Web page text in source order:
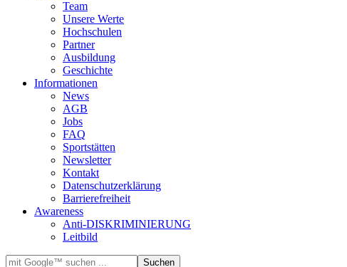
Team
Unsere Werte
Hochschulen
Partner
Ausbildung
Geschichte
Informationen
News
AGB
Jobs
FAQ
Sportstätten
Newsletter
Kontakt
Datenschutzerklärung
Barrierefreiheit
Awareness
Anti-DISKRIMINIERUNG
Leitbild